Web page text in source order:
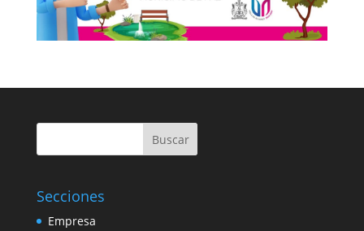
Buscar
Secciones
Empresa